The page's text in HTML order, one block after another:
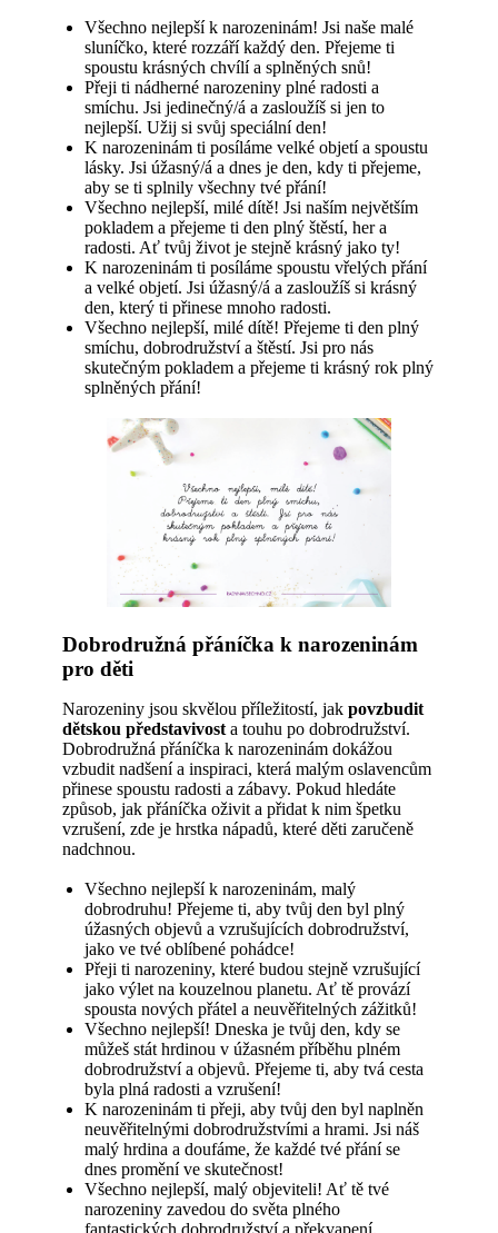
Všechno nejlepší k narozeninám! Jsi naše malé
sluníčko, které rozzáří každý den. Přejeme ti
spoustu krásných chvílí a splněných snů!
Přeji ti nádherné narozeniny plné radosti a
smíchu. Jsi jedinečný/á a zasloužíš si jen to
nejlepší. Užij si svůj speciální den!
K narozeninám ti posíláme velké objetí a spoustu
lásky. Jsi úžasný/á a dnes je den, kdy ti přejeme,
aby se ti splnily všechny tvé přání!
Všechno nejlepší, milé dítě! Jsi naším největším
pokladem a přejeme ti den plný štěstí, her a
radosti. Ať tvůj život je stejně krásný jako ty!
K narozeninám ti posíláme spoustu vřelých přání
a velké objetí. Jsi úžasný/á a zasloužíš si krásný
den, který ti přinese mnoho radosti.
Všechno nejlepší, milé dítě! Přejeme ti den plný
smíchu, dobrodružství a štěstí. Jsi pro nás
skutečným pokladem a přejeme ti krásný rok plný
splněných přání!
Dobrodružná přáníčka k narozeninám
pro děti
Narozeniny jsou skvělou příležitostí, jak povzbudit
dětskou představivost a touhu po dobrodružství.
Dobrodružná přáníčka k narozeninám dokážou
vzbudit nadšení a inspiraci, která malým oslavencům
přinese spoustu radosti a zábavy. Pokud hledáte
způsob, jak přáníčka oživit a přidat k nim špetku
vzrušení, zde je hrstka nápadů, které děti zaručeně
nadchnou.
Všechno nejlepší k narozeninám, malý
dobrodruhu! Přejeme ti, aby tvůj den byl plný
úžasných objevů a vzrušujících dobrodružství,
jako ve tvé oblíbené pohádce!
Přeji ti narozeniny, které budou stejně vzrušující
jako výlet na kouzelnou planetu. Ať tě provází
spousta nových přátel a neuvěřitelných zážitků!
Všechno nejlepší! Dneska je tvůj den, kdy se
můžeš stát hrdinou v úžasném příběhu plném
dobrodružství a objevů. Přejeme ti, aby tvá cesta
byla plná radosti a vzrušení!
K narozeninám ti přeji, aby tvůj den byl naplněn
neuvěřitelnými dobrodružstvími a hrami. Jsi náš
malý hrdina a doufáme, že každé tvé přání se
dnes promění ve skutečnost!
Všechno nejlepší, malý objeviteli! Ať tě tvé
narozeniny zavedou do světa plného
fantastických dobrodružství a překvapení.